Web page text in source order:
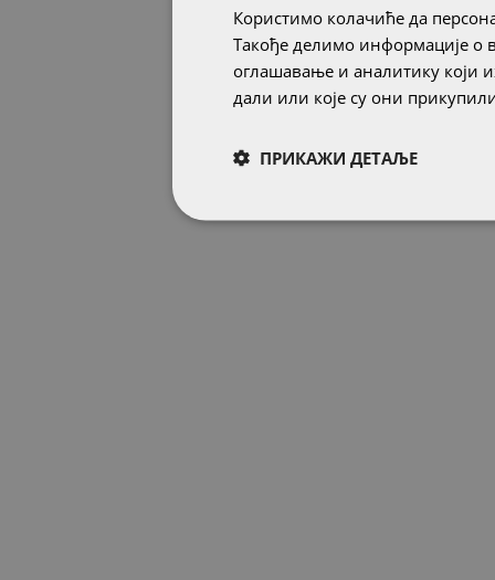
Користимо колачиће да
Такође делимо информације о
оглашавање и аналитику који
дали или које су они
ПРИКАЖИ ДЕТАЉЕ